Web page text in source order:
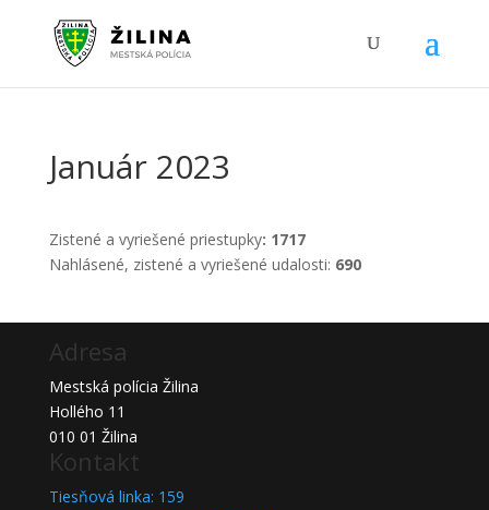
Január 2023
Zistené a vyriešené priestupky: 1717
Nahlásené, zistené a vyriešené udalosti: 690
Adresa
Mestská polícia Žilina
Hollého 11
010 01 Žilina
Kontakt
Tiesňová linka: 159